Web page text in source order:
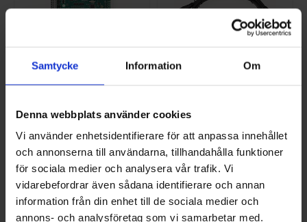
Samtycke Information Om
Denna webbplats använder cookies
Vi använder enhetsidentifierare för att anpassa innehållet
och annonserna till användarna, tillhandahålla funktioner
för sociala medier och analysera vår trafik. Vi
vidarebefordrar även sådana identifierare och annan
information från din enhet till de sociala medier och
annons- och analysföretag som vi samarbetar med.
INGÅNGSKORT
NI-518848
2 306,25 SEK/ST
KÖP A
↑
NI-409372
143,75 SEK/ST
KÖP A
↑